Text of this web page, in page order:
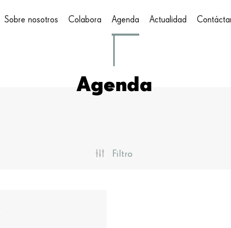
Sobre nosotros Colabora Agenda Actualidad
Agenda
Filtro